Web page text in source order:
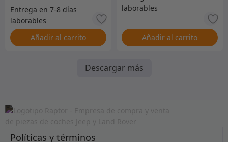
Añadir al carrito Añadir al carrito
Descargar más
Políticas y términos